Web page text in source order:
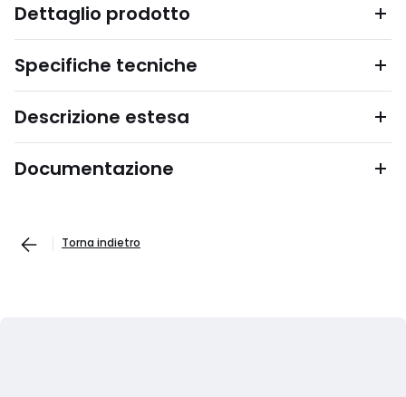
Dettaglio prodotto
Specifiche tecniche
Descrizione estesa
Documentazione
Torna indietro